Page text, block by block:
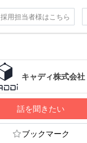
採用担当者様はこちら
キャディ株式会社
話を聞きたい
ブックマーク